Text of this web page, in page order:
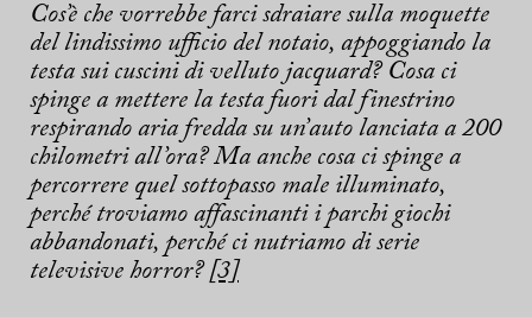
Cos’è che vorrebbe farci sdraiare sulla moquette
del lindissimo ufficio del notaio, appoggiando la
testa sui cuscini di velluto jacquard? Cosa ci
spinge a mettere la testa fuori dal finestrino
respirando aria fredda su un’auto lanciata a 200
chilometri all’ora? Ma anche cosa ci spinge a
percorrere quel sottopasso male illuminato,
perché troviamo affascinanti i parchi giochi
abbandonati, perché ci nutriamo di serie
televisive horror?[3]